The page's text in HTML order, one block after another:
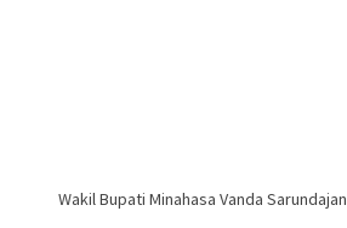
Wakil Bupati Minahasa Vanda